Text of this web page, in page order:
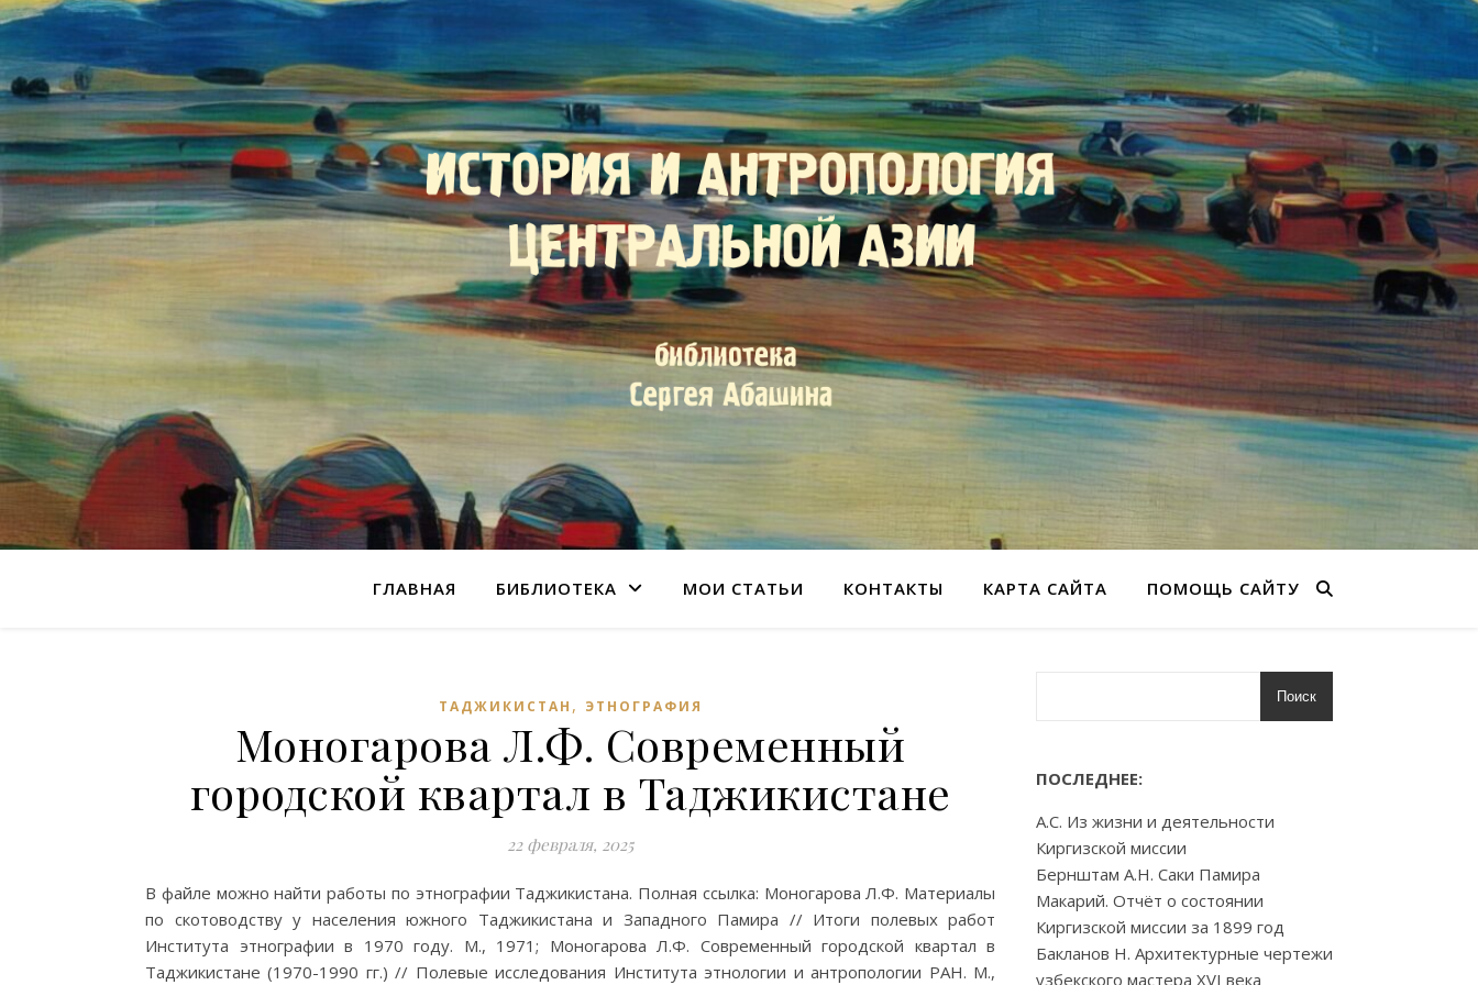
ГЛАВНАЯ БИБЛИОТЕКА МОИ СТАТЬИ КОНТАКТЫ КАРТА САЙТА ПОМОЩЬ САЙТУ
ТАДЖИКИСТАН , ЭТНОГРАФИЯ
Моногарова Л.Ф. Современный
городской квартал в Таджикистане
22 февраля, 2025
В файле можно найти работы по этнографии Таджикистана. Полная ссылка: Моногарова Л.Ф. Материалы
по скотоводству у населения южного Таджикистана и Западного Памира // Итоги полевых работ
Института этнографии в 1970 году. М., 1971; Моногарова Л.Ф. Современный городской квартал в
Таджикистане (1970-1990 гг.) // Полевые исследования Института этнологии и антропологии РАН. М.,
Поиск
ПОСЛЕДНЕЕ:
А.С. Из жизни и деятельности
Киргизской миссии
Бернштам А.Н. Саки Памира
Макарий. Отчёт о состоянии
Киргизской миссии за 1899 год
Бакланов Н. Архитектурные чертежи
узбекского мастера XVI века